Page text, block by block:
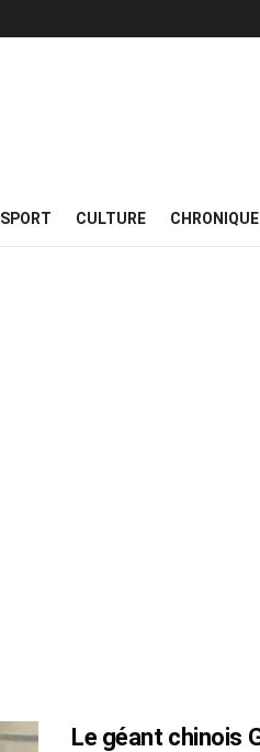
SPORT CULTURE
Le géant chinois